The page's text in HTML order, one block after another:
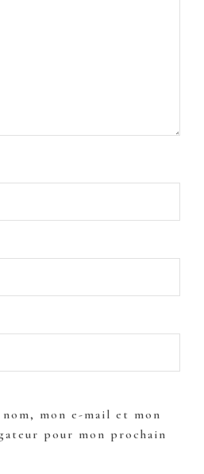
mon e-mail et mon
pour mon prochain